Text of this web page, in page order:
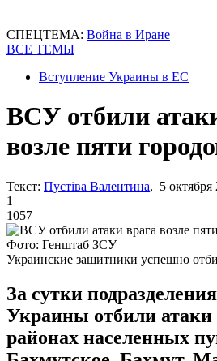
СПЕЦТЕМА: Война в Иране
ВСЕ ТЕМЫ
Вступление Украины в ЕС
ВСУ отбили
возле пяти
Текст: Пустіва Валентина, 5 октября
1
1057
Фото: Генштаб ЗСУ
Украинские защитники успешно
За сутки
Украины отбили атаки
районах населенных